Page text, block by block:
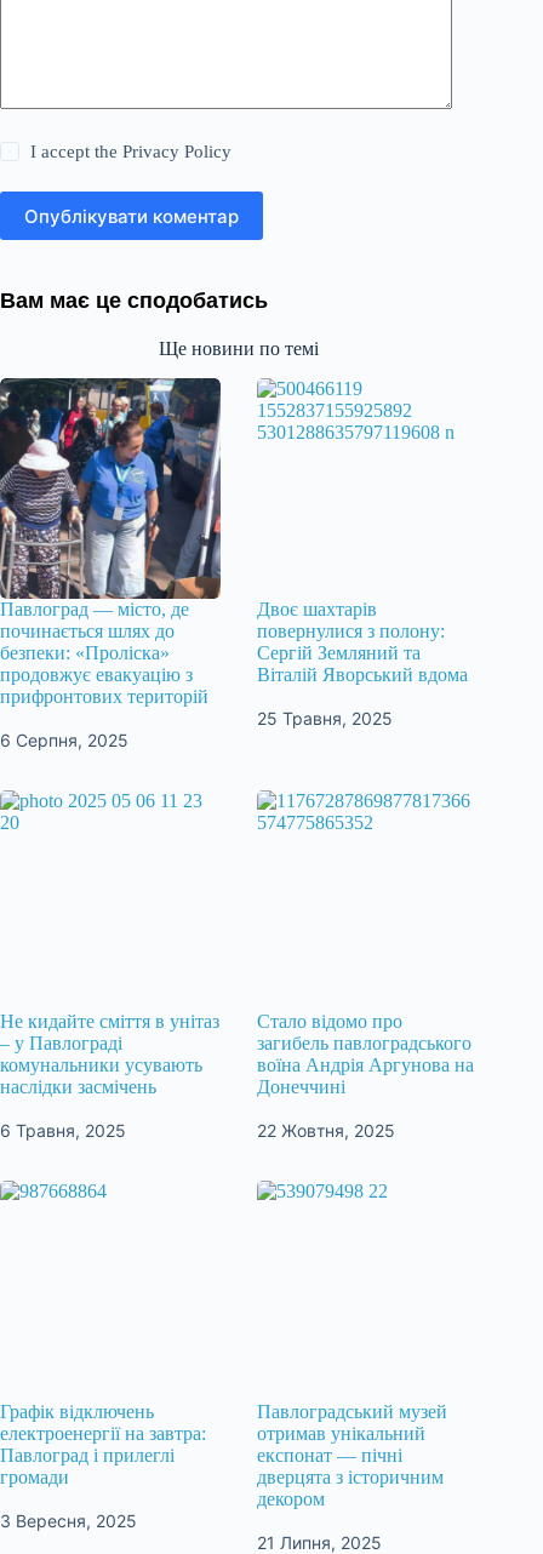
I accept thePrivacy Policy
Опублікувати коментар
Вам має це сподобатись
Ще новини по темі
Павлоград — місто, де
починається шлях до
безпеки: «Проліска»
продовжує евакуацію з
прифронтових територій
6 Серпня, 2025
Двоє шахтарів
повернулися з полону:
Сергій Земляний та
Віталій Яворський вдома
25 Травня, 2025
Не кидайте сміття в унітаз
– у Павлограді
комунальники усувають
наслідки засмічень
6 Травня, 2025
Стало відомо про
загибель павлоградського
воїна Андрія Аргунова на
Донеччині
22 Жовтня, 2025
Графік відключень
електроенергії на завтра:
Павлоград і прилеглі
громади
3 Вересня, 2025
Павлоградський музей
отримав унікальний
експонат — пічні
дверцята з історичним
декором
21 Липня, 2025